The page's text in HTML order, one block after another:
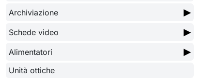
Archiviazione ▶
Schede video ▶
Alimentatori ▶
Unità ottiche